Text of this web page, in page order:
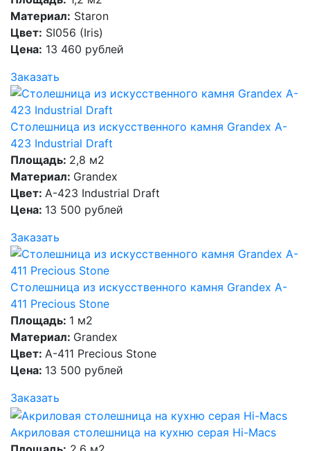
Материал: Staron
Цвет: SI056 (Iris)
Цена: 13 460 рублей
Заказать
Столешница из искусственного камня Grandex A-
423 Industrial Draft
Площадь: 2,8 м2
Материал: Grandex
Цвет: A-423 Industrial Draft
Цена: 13 500 рублей
Заказать
Столешница из искусственного камня Grandex A-
411 Precious Stone
Площадь: 1 м2
Материал: Grandex
Цвет: A-411 Precious Stone
Цена: 13 500 рублей
Заказать
Акриловая столешница на кухню серая Hi-Macs